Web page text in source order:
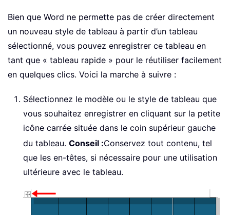
Bien que Word ne permette pas de créer directement
un nouveau style de tableau à partir d’un tableau
sélectionné, vous pouvez enregistrer ce tableau en
tant que « tableau rapide » pour le réutiliser facilement
en quelques clics. Voici la marche à suivre :
Sélectionnez le modèle ou le style de tableau que
vous souhaitez enregistrer en cliquant sur la petite
icône carrée située dans le coin supérieur gauche
du tableau. Conseil :Conservez tout contenu, tel
que les en-têtes, si nécessaire pour une utilisation
ultérieure avec le tableau.